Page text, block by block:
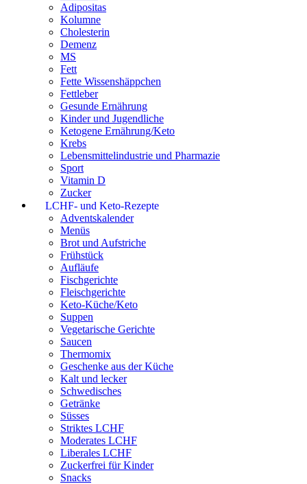
Adipositas
Kolumne
Cholesterin
Demenz
MS
Fett
Fette Wissenshäppchen
Fettleber
Gesunde Ernährung
Kinder und Jugendliche
Ketogene Ernährung/Keto
Krebs
Lebensmittelindustrie und Pharmazie
Sport
Vitamin D
Zucker
LCHF- und Keto-Rezepte
Adventskalender
Menüs
Brot und Aufstriche
Frühstück
Aufläufe
Fischgerichte
Fleischgerichte
Keto-Küche/Keto
Suppen
Vegetarische Gerichte
Saucen
Thermomix
Geschenke aus der Küche
Kalt und lecker
Schwedisches
Getränke
Süsses
Striktes LCHF
Moderates LCHF
Liberales LCHF
Zuckerfrei für Kinder
Snacks